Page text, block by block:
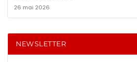
26 mai 2026
NEWSLETTER